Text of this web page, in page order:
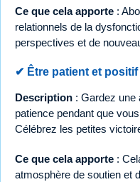
Ce que cela apporte :
relationnels de la
perspectives et de
✔ Être patient et positif
Description : Gardez une
patience pendant que
Célébrez les petites
Ce que cela apporte :
atmosphère de soutien et